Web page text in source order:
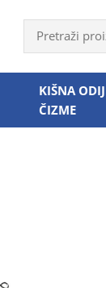
KIŠNA
ČIZME